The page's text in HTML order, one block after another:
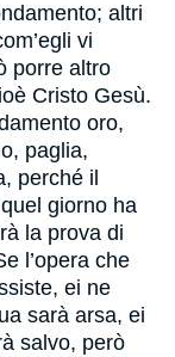
altri
vi
porre altro
Cristo Gesù.
oro,
paglia,
perché il
giorno ha
la prova di
l’opera che
ei ne
sarà arsa, ei
salvo, però